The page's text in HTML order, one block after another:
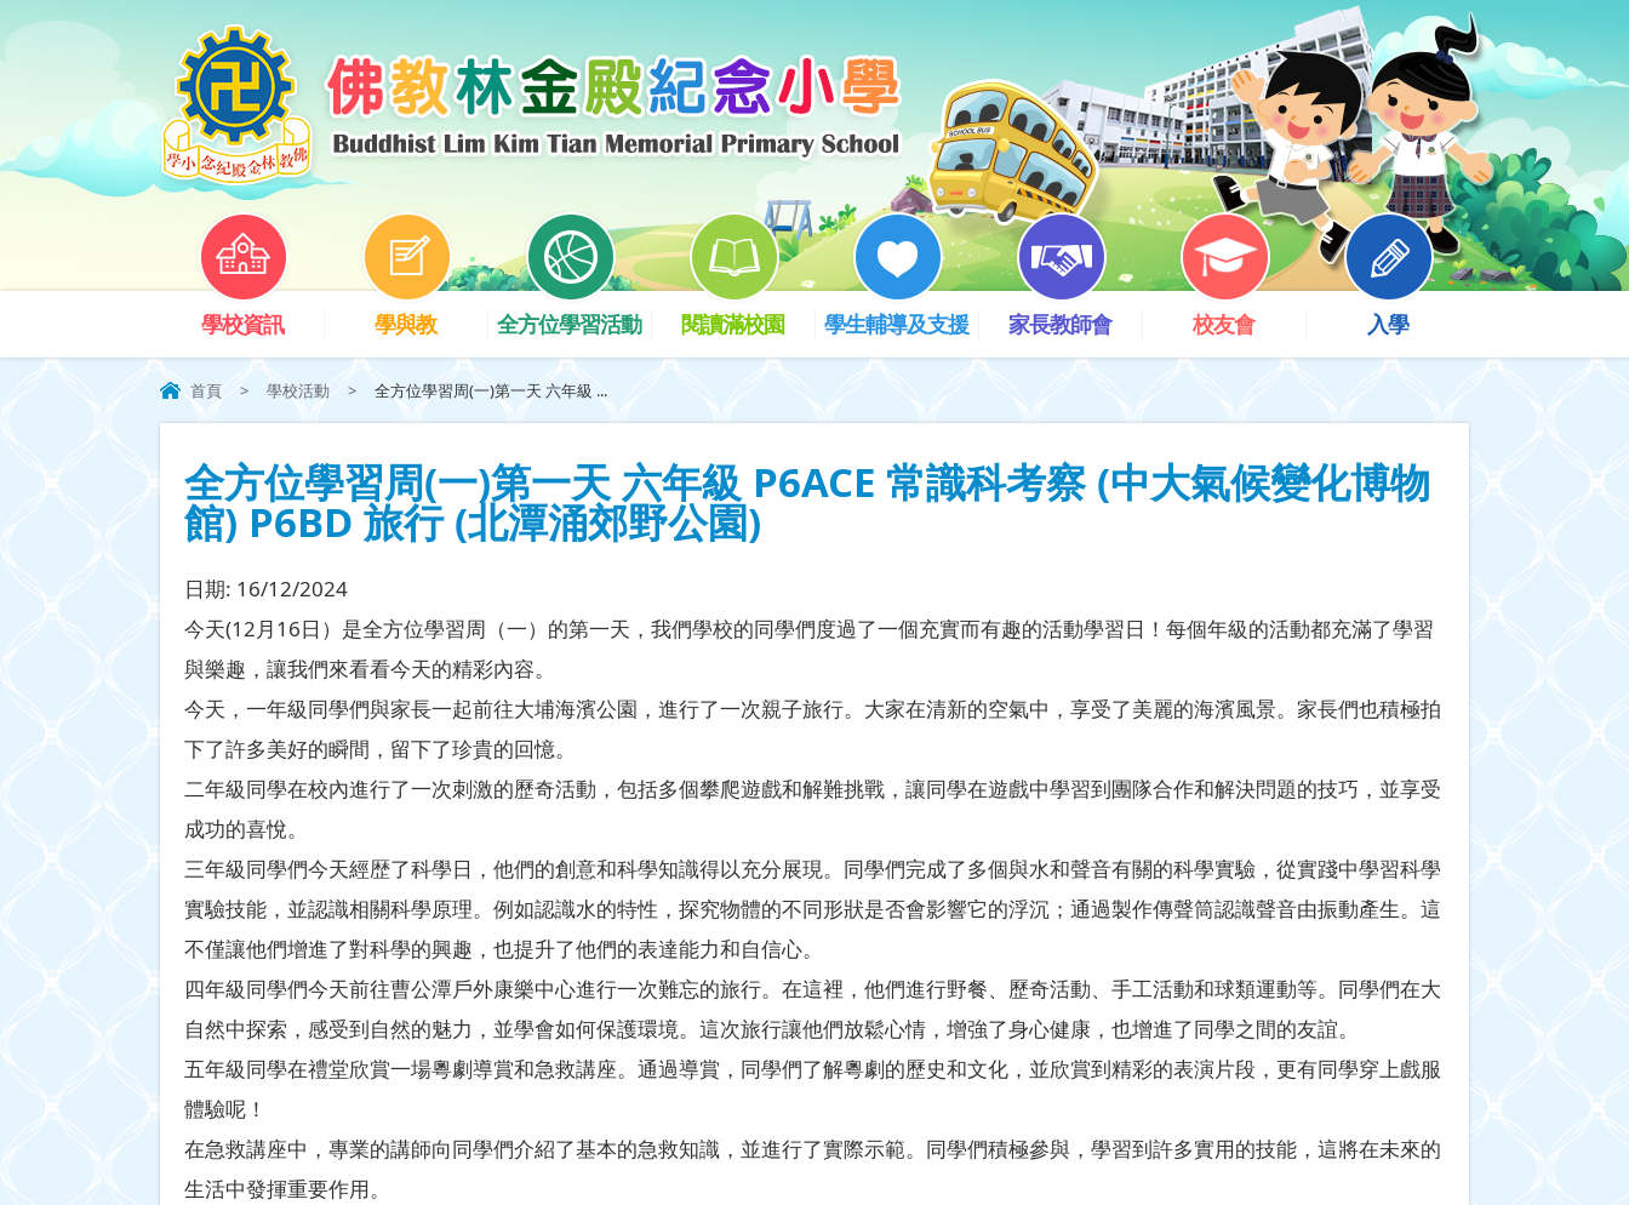
學校資訊 學與教 全方位學習活動 閱讀滿校園 學生輔導及支援 家長教師會 校友會 入學
首頁 > 學校活動 > 全方位學習周(一)第一天 六年級 ...
全方位學習周(一)第一天 六年級 P6ACE 常識科考察 (中大氣候變化博物
館) P6BD 旅行 (北潭涌郊野公園)
日期: 16/12/2024
今天(12月16日）是全方位學習周（一）的第一天，我們學校的同學們度過了一個充實而有趣的活動學習日！每個年級的活動都充滿了學習
與樂趣，讓我們來看看今天的精彩內容。
今天，一年級同學們與家長一起前往大埔海濱公園，進行了一次親子旅行。大家在清新的空氣中，享受了美麗的海濱風景。家長們也積極拍
下了許多美好的瞬間，留下了珍貴的回憶。
二年級同學在校內進行了一次刺激的歷奇活動，包括多個攀爬遊戲和解難挑戰，讓同學在遊戲中學習到團隊合作和解決問題的技巧，並享受
成功的喜悅。
三年級同學們今天經歴了科學日，他們的創意和科學知識得以充分展現。同學們完成了多個與水和聲音有關的科學實驗，從實踐中學習科學
實驗技能，並認識相關科學原理。例如認識水的特性，探究物體的不同形狀是否會影響它的浮沉；通過製作傳聲筒認識聲音由振動產生。這
不僅讓他們增進了對科學的興趣，也提升了他們的表達能力和自信心。
四年級同學們今天前往曹公潭戶外康樂中心進行一次難忘的旅行。在這裡，他們進行野餐、歷奇活動、手工活動和球類運動等。同學們在大
自然中探索，感受到自然的魅力，並學會如何保護環境。這次旅行讓他們放鬆心情，增強了身心健康，也增進了同學之間的友誼。
五年級同學在禮堂欣賞一場粵劇導賞和急救講座。通過導賞，同學們了解粵劇的歷史和文化，並欣賞到精彩的表演片段，更有同學穿上戲服
體驗呢！
在急救講座中，專業的講師向同學們介紹了基本的急救知識，並進行了實際示範。同學們積極參與，學習到許多實用的技能，這將在未來的
生活中發揮重要作用。